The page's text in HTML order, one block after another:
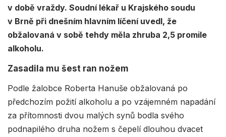
v době vraždy. Soudní lékař u Krajského soudu
v Brně při dnešním hlavním líčení uvedl, že
obžalovaná v sobě tehdy měla zhruba 2,5 promile
alkoholu.
Zasadila mu šest ran nožem
Podle žalobce Roberta Hanuše obžalovaná po
předchozím požití alkoholu a po vzájemném napadání
za přítomnosti dvou malých synů bodla svého
podnapilého druha nožem s čepelí dlouhou dvacet